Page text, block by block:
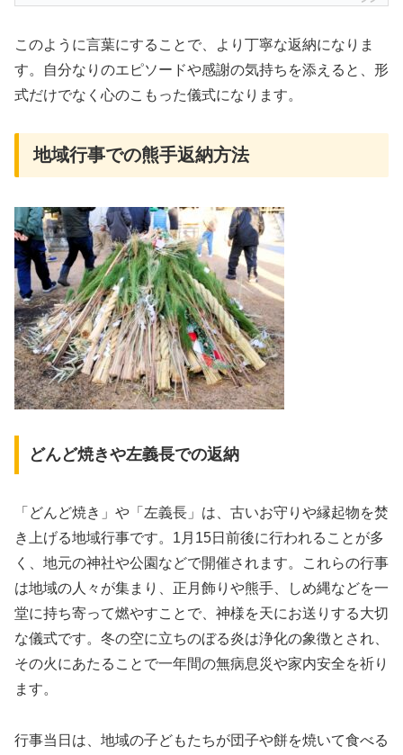
このように言葉にすることで、より丁寧な返納になりま
す。自分なりのエピソードや感謝の気持ちを添えると、形
式だけでなく心のこもった儀式になります。
地域行事での熊手返納方法
どんど焼きや左義長での返納
「どんど焼き」や「左義長」は、古いお守りや縁起物を焚
き上げる地域行事です。1月15日前後に行われることが多
く、地元の神社や公園などで開催されます。これらの行事
は地域の人々が集まり、正月飾りや熊手、しめ縄などを一
堂に持ち寄って燃やすことで、神様を天にお送りする大切
な儀式です。冬の空に立ちのぼる炎は浄化の象徴とされ、
その火にあたることで一年間の無病息災や家内安全を祈り
ます。
行事当日は、地域の子どもたちが団子や餅を焼いて食べる